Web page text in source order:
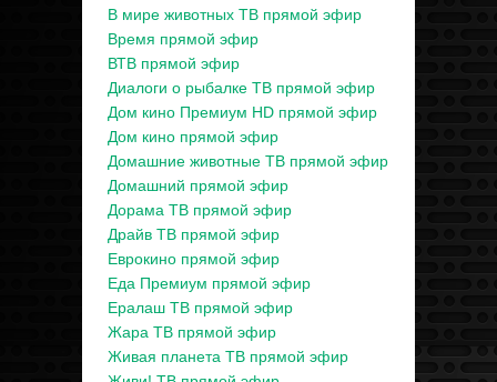
В мире животных ТВ прямой эфир
Время прямой эфир
ВТВ прямой эфир
Диалоги о рыбалке ТВ прямой эфир
Дом кино Премиум HD прямой эфир
Дом кино прямой эфир
Домашние животные ТВ прямой эфир
Домашний прямой эфир
Дорама ТВ прямой эфир
Драйв ТВ прямой эфир
Еврокино прямой эфир
Еда Премиум прямой эфир
Ералаш ТВ прямой эфир
Жара ТВ прямой эфир
Живая планета ТВ прямой эфир